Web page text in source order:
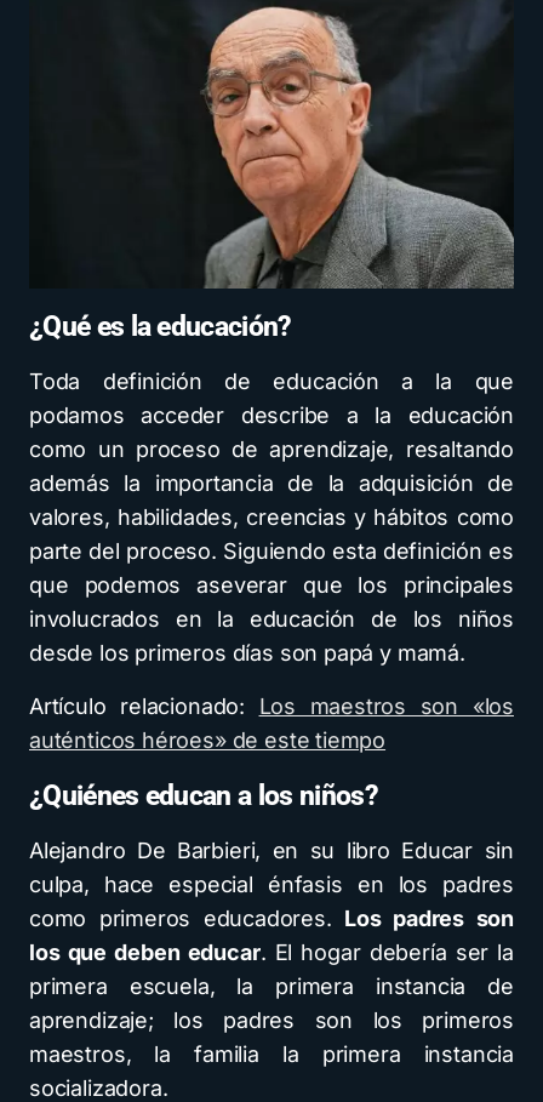
¿Qué es la educación?
Toda definición de educación a la que
podamos acceder describe a la educación
como un proceso de aprendizaje, resaltando
además la importancia de la adquisición de
valores, habilidades, creencias y hábitos como
parte del proceso. Siguiendo esta definición es
que podemos aseverar que los principales
involucrados en la educación de los niños
desde los primeros días son papá y mamá.
Artículo relacionado: Los maestros son «los
auténticos héroes» de este tiempo
¿Quiénes educan a los niños?
Alejandro De Barbieri, en su libro Educar sin
culpa, hace especial énfasis en los padres
como primeros educadores. Los padres son
los que deben educar. El hogar debería ser la
primera escuela, la primera instancia de
aprendizaje; los padres son los primeros
maestros, la familia la primera instancia
socializadora.